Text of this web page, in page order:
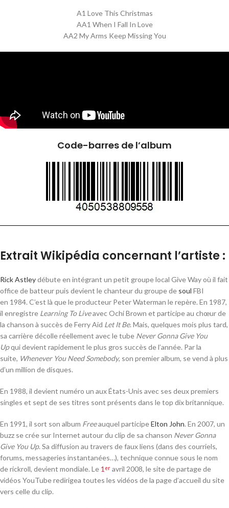
A1 Love This Christmas
AA1 When I Fall In Love
AA2 My Arms Keep Missing You
Code-barres de l’album
Extrait Wikipédia concernant l’artiste :
Rick Astleydébute en intégrant un petit groupe local Give Way où il fait
office de batteur puis devient le chanteur du groupe de soul FBI
en 1984. C’est là que le producteur Peter Waterman le repère. En 1987,
il enregistre Learning To Liveavec Ochi Brown et participe au chœur de
la chanson à succès de Ferry Aid Let It Be. Mais, quelques mois plus tard,
sa carrière décolle réellement avec le tube Never Gonna Give You
Upqui devient rapidement le plus gros succès de l’année. Par la
suite, Whenever You Need Somebody, son premier album, se vend à plus
d’un million de disques.
En 1988, il devient numéro un aux États-Unis avec ses deux premiers
singles et sept de ses titres sont présents dans le top dix britannique.
En 1991, il sort son album Freeauquel participeElton John. En 2007, un
buzz se crée sur Internet autour du clip de sa chanson Never Gonna
Give You Up. Sa diffusion au travers de faux liens (dans des courriels,
forums, messageries instantanées…), technique connue sous le nom
de rickroll, devient mondiale. Le 1 er avril 2008, le site de partage de
vidéos YouTube redirigea toutes les vidéos de la page d’accueil du site
vers celle du clip.